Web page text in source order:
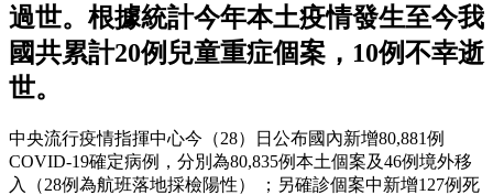
過世。根據統計今年本土疫情發生至今我
國共累計20例兒童重症個案，10例不幸逝
世。
中央流行疫情指揮中心今（28）日公布國內新增80,881例
COVID-19確定病例，分別為80,835例本土個案及46例境外移
入（28例為航班落地採檢陽性） ；另確診個案中新增127例死